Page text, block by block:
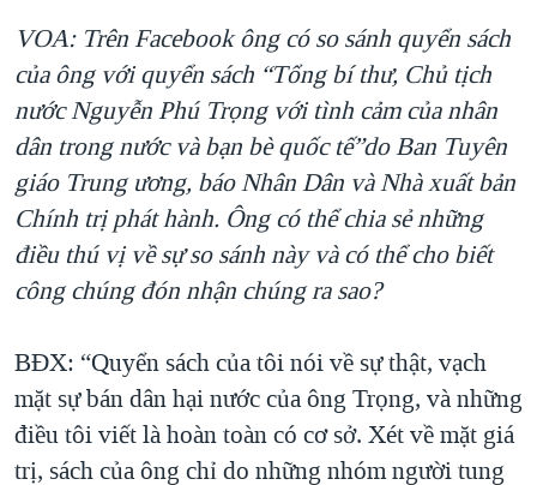
VOA: Trên Facebook ông có so sánh quyển sách
của ông với quyển sách “Tổng bí thư, Chủ tịch
nước Nguyễn Phú Trọng với tình cảm của nhân
dân trong nước và bạn bè quốc tế”do Ban Tuyên
giáo Trung ương, báo Nhân Dân và Nhà xuất bản
Chính trị phát hành. Ông có thể chia sẻ những
điều thú vị về sự so sánh này và có thể cho biết
công chúng đón nhận chúng ra sao?
BĐX: “Quyển sách của tôi nói về sự thật, vạch
mặt sự bán dân hại nước của ông Trọng, và những
điều tôi viết là hoàn toàn có cơ sở. Xét về mặt giá
trị, sách của ông chỉ do những nhóm người tung